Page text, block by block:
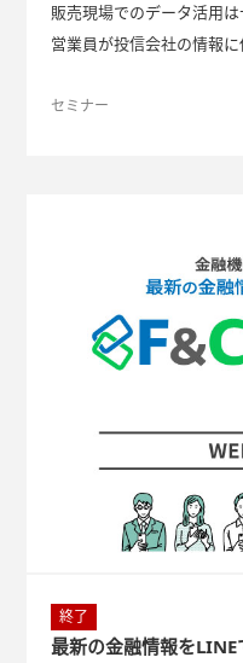
販売現場でのデータ活用は
営業員が投信会社の情報
こうした課題を解決し、販
セミナー
終了
最新の金融情報を